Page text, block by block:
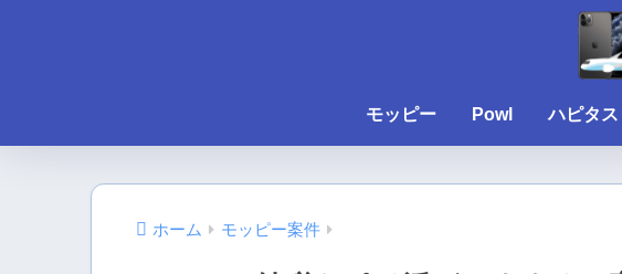
モッピー Powl ハピタス
ホーム モッピー案件